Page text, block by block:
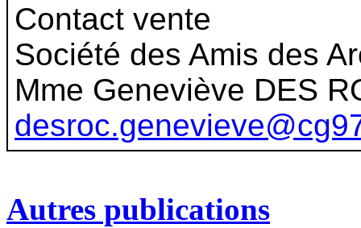
Contact vente
Société des Amis des
Mme Geneviève DES
Autres publications